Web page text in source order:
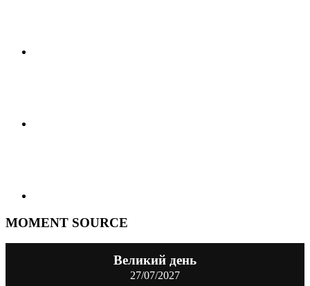
MOMENT SOURCE
Великий день
27/07/2027